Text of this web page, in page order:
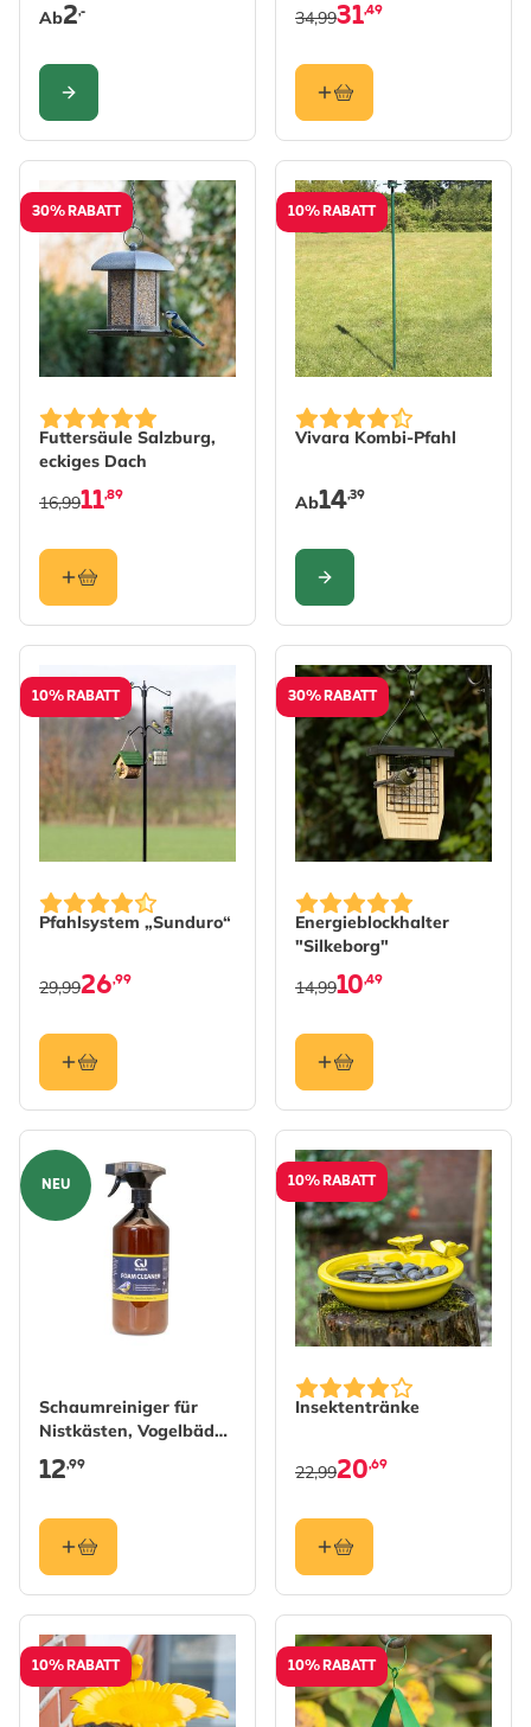
Ab2,-
KONFIGURIEREN
31,49
34,99
30% RABATT
Futtersäule Salzburg,
eckiges Dach
11,89
16,99
10% RABATT
Vivara Kombi-Pfahl
The price depends on the
Ab14,39
KONFIGURIEREN
10% RABATT
Pfahlsystem „Sunduro“
26,99
29,99
30% RABATT
Energieblockhalter
"Silkeborg"
10,49
14,99
NEU
Schaumreiniger für
Nistkästen, Vogelbäder
und Futterspender
12,99
10% RABATT
Insektentränke
20,69
22,99
10% RABATT 10% RABATT